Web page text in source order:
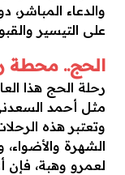
والدعاء
على التيسير
الحج.. محطة
مثل أحمد
وتعتبر هذه
الشهرة والأضواء،
لعمرو وهبة، فإن